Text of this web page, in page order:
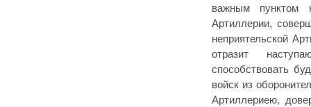
важным пунктом
Артиллерии,
неприятельской
отразит
способствовать
войск из
Артиллериею,